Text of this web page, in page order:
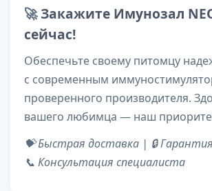
🚀Закажите Имунозал
сейчас!
Обеспечьте своему питомцу
с современным
проверенного производителя.
вашего любимца — наш
💝 Быстрая доставка | 🔒
📞 Консультация специалиста